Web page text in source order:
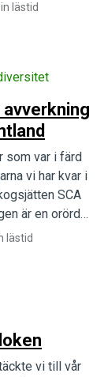
lästid
som var i färd
vi har kvar i
SCA
är en orörd
som
lästid
vi till vår